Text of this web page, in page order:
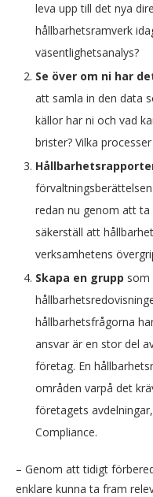
leva upp till det nya
hållbarhetsramverk
väsentlighetsanalys?
Se över om ni har
att samla in den data
källor har ni och vad
brister? Vilka
redan nu genom att
säkerställ att
verksamhetens
Skapa en grupp som
hållbarhetsfrågorna
ansvar är en stor del
företag. En
områden varpå det
företagets
Compliance.
– Genom att tidigt
enklare kunna ta fram